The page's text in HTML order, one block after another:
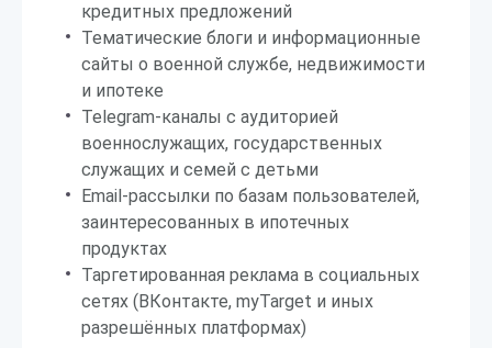
кредитных предложений
Тематические блоги и информационные
сайты о военной службе, недвижимости
и ипотеке
Telegram-каналы с аудиторией
военнослужащих, государственных
служащих и семей с детьми
Email-рассылки по базам пользователей,
заинтересованных в ипотечных
продуктах
Таргетированная реклама в социальных
сетях (ВКонтакте, myTarget и иных
разрешённых платформах)